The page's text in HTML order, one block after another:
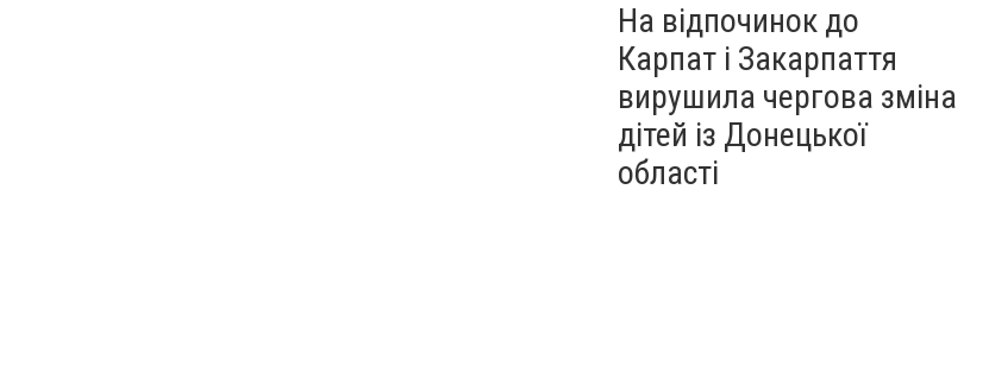
На відпочинок до
Карпат і Закарпаття
вирушила чергова зміна
дітей із Донецької
області